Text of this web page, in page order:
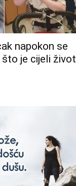
napokon se
je cijeli život